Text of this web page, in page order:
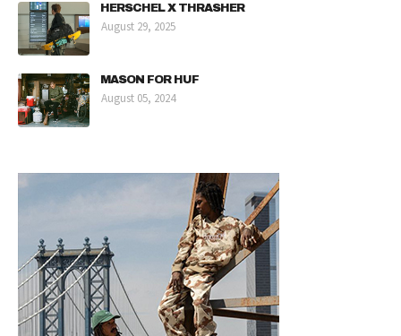
HERSCHEL X THRASHER
August 29, 2025
MASON FOR HUF
August 05, 2024